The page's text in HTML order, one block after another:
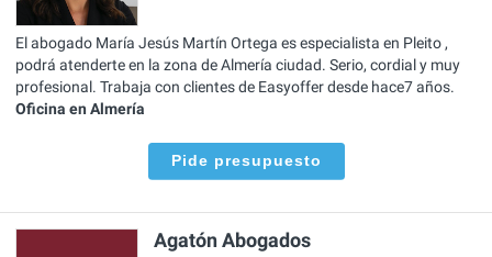
El abogado María Jesús Martín Ortega es especialista en Pleito ,
podrá atenderte en la zona de Almería ciudad. Serio, cordial y muy
profesional. Trabaja con clientes de Easyoffer desde hace7 años.
Oficina en Almería
Pide presupuesto
Agatón Abogados